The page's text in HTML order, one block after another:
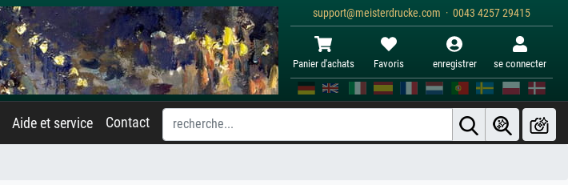
support@meisterdrucke.com · 0043 4257 29415
Panier d'achats Favoris enregistrer se connecter
Aide et service Contact